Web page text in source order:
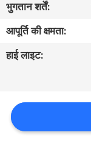
हमसे
संपर्क
करें
उद्धरण
मांगें
भुगतान शर्तें:
आपूर्ति की क्षमता:
हाई लाइट: